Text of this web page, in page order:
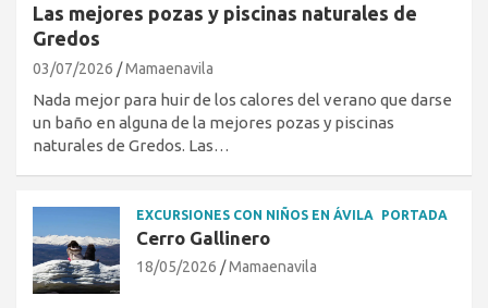
Las mejores pozas y piscinas naturales de
Gredos
03/07/2026 Mamaenavila
Nada mejor para huir de los calores del verano que darse
un baño en alguna de la mejores pozas y piscinas
naturales de Gredos. Las…
EXCURSIONES CON NIÑOS EN ÁVILA PORTADA
Cerro Gallinero
18/05/2026 Mamaenavila